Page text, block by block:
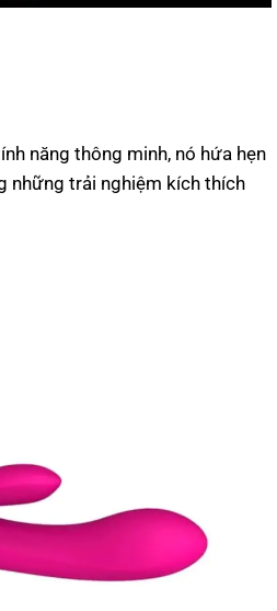
năng thông minh, nó hứa hẹn
những trải nghiệm kích thích